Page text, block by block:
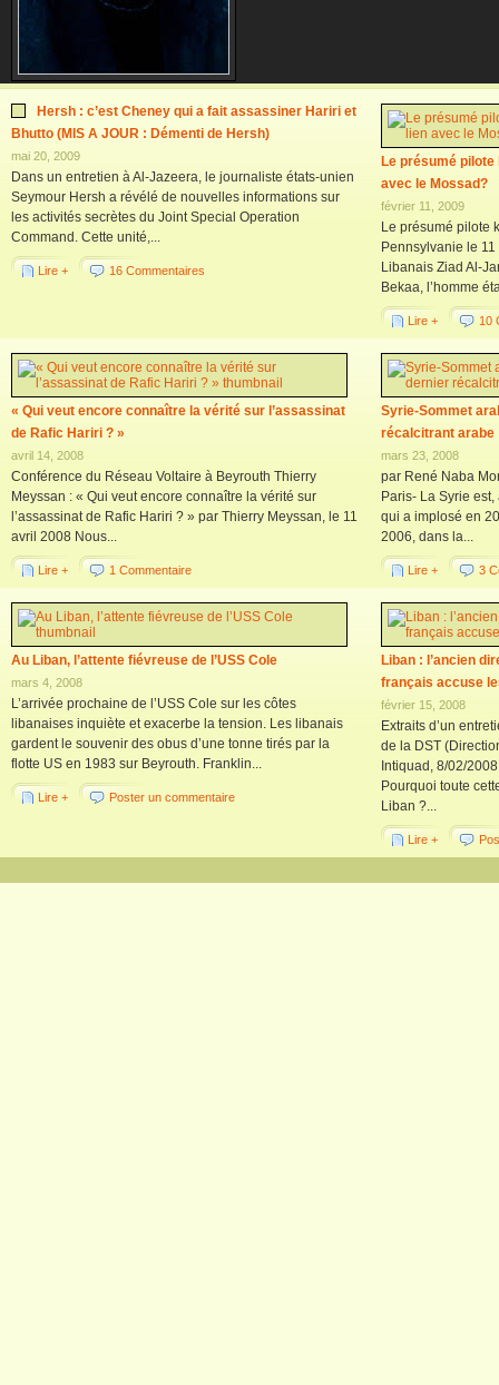
Hersh : c’est Cheney qui a fait assassiner Hariri et
Bhutto (MIS A JOUR : Démenti de Hersh)
mai 20, 2009
Dans un entretien à Al-Jazeera, le journaliste états-unien
Seymour Hersh a révélé de nouvelles informations sur
les activités secrètes du Joint Special Operation
Command. Cette unité,...
Lire + 16 Commentaires
Le présumé
avec le Mossad?
février 11, 2009
Le présumé pilote
Pennsylvanie le
Libanais Ziad Al-
Bekaa, l’homme
Lire + 10
« Qui veut encore connaître la vérité sur l’assassinat
de Rafic Hariri ? »
avril 14, 2008
Conférence du Réseau Voltaire à Beyrouth Thierry
Meyssan : « Qui veut encore connaître la vérité sur
l’assassinat de Rafic Hariri ? » par Thierry Meyssan, le 11
avril 2008 Nous...
Lire + 1 Commentaire
Syrie-Sommet
récalcitrant arabe
mars 23, 2008
par René Naba
Paris- La Syrie
qui a implosé en
2006, dans la...
Lire + 3
Au Liban, l’attente fiévreuse de l’USS Cole
mars 4, 2008
L’arrivée prochaine de l’USS Cole sur les côtes
libanaises inquiète et exacerbe la tension. Les libanais
gardent le souvenir des obus d’une tonne tirés par la
flotte US en 1983 sur Beyrouth. Franklin...
Lire + Poster un commentaire
Liban : l’ancien
français accuse
février 15, 2008
Extraits d’un
de la DST
Intiquad, 8/02/
Pourquoi toute
Liban ?...
Lire +